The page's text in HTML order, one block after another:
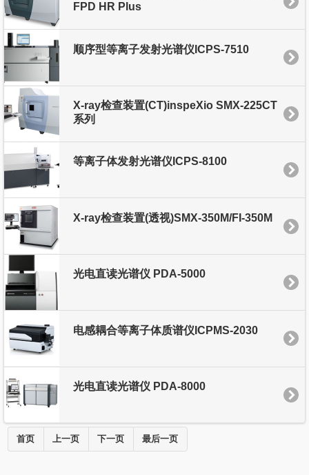
FPD HR Plus
顺序型等离子发射光谱仪ICPS-7510
X-ray检查装置(CT)inspeXio SMX-225CT
系列
等离子体发射光谱仪ICPS-8100
X-ray检查装置(透视)SMX-350M/FI-350M
光电直读光谱仪 PDA-5000
电感耦合等离子体质谱仪ICPMS-2030
光电直读光谱仪 PDA-8000
首页 上一页 下一页 最后一页